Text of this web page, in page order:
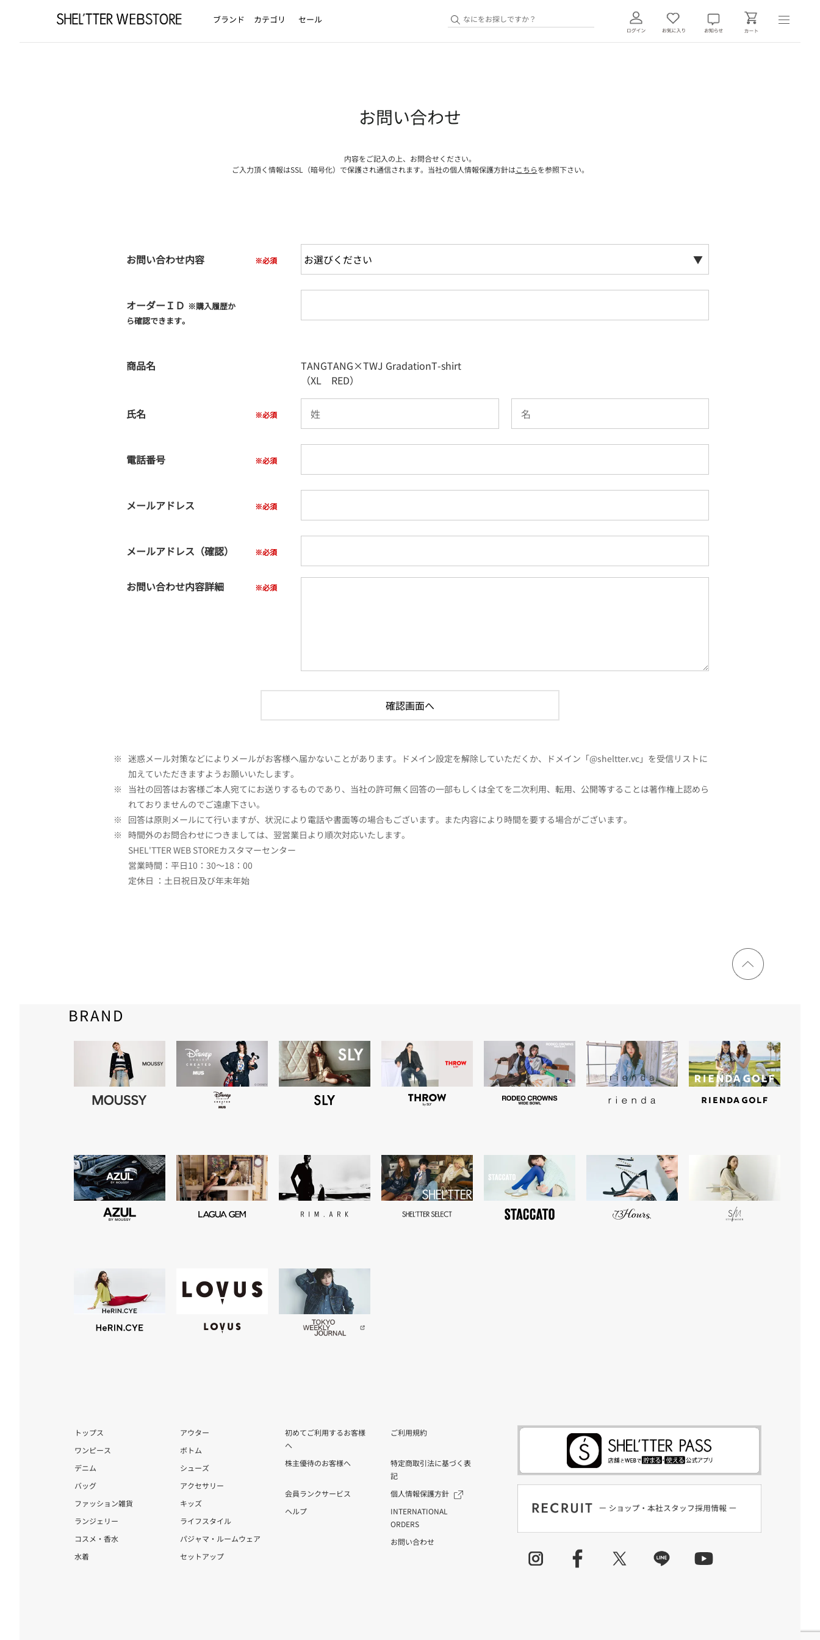
ブランド カテゴリ セール
お問い合わせ
内容をご記入の上、お問合せください。
ご入力頂く情報はSSL（暗号化）で保護され通信されます。当社の個人情報保護方針はこちらを参照下さい。
お問い合わせ内容
オーダーＩＤ ※購入履歴か
ら確認できます。
商品名
TANGTANG×TWJ GradationT-shirt
（XL RED）
氏名
電話番号
メールアドレス
メールアドレス（確認）
お問い合わせ内容詳細
※ 迷惑メール対策などによりメールがお客様へ届かないことがあります。ドメイン設定を解除していただくか、ドメイン「@sheltter.vc」を受信リストに
加えていただきますようお願いいたします。
※
当社の回答はお客様ご本人宛てにお送りするものであり、当社の許可無く回答の一部もしくは全てを二次利用、転用、公開等することは著作権上認めら
れておりませんのでご遠慮下さい。
※
回答は原則メールにて行いますが、状況により電話や書面等の場合もございます。また内容により時間を要する場合がございます。
※
時間外のお問合わせにつきましては、翌営業日より順次対応いたします。
SHEL'TTER WEB STOREカスタマーセンター
営業時間：平日10：30～18：00
定休日 ：土日祝日及び年末年始
ページ
トップ
BRAND
トップス
アウター
ワンピース
ボトム
デニム
シューズ
バッグ
アクセサリー
ファッション雑貨
キッズ
ランジェリー
ライフスタイル
コスメ・香水
パジャマ・ルームウェア
水着
セットアップ
初めてご利用するお客様
へ
ご利用規約
株主優待のお客様へ
特定商取引法に基づく表
記
会員ランクサービス
個人情報保護方針
ヘルプ
INTERNATIONAL
ORDERS
お問い合わせ